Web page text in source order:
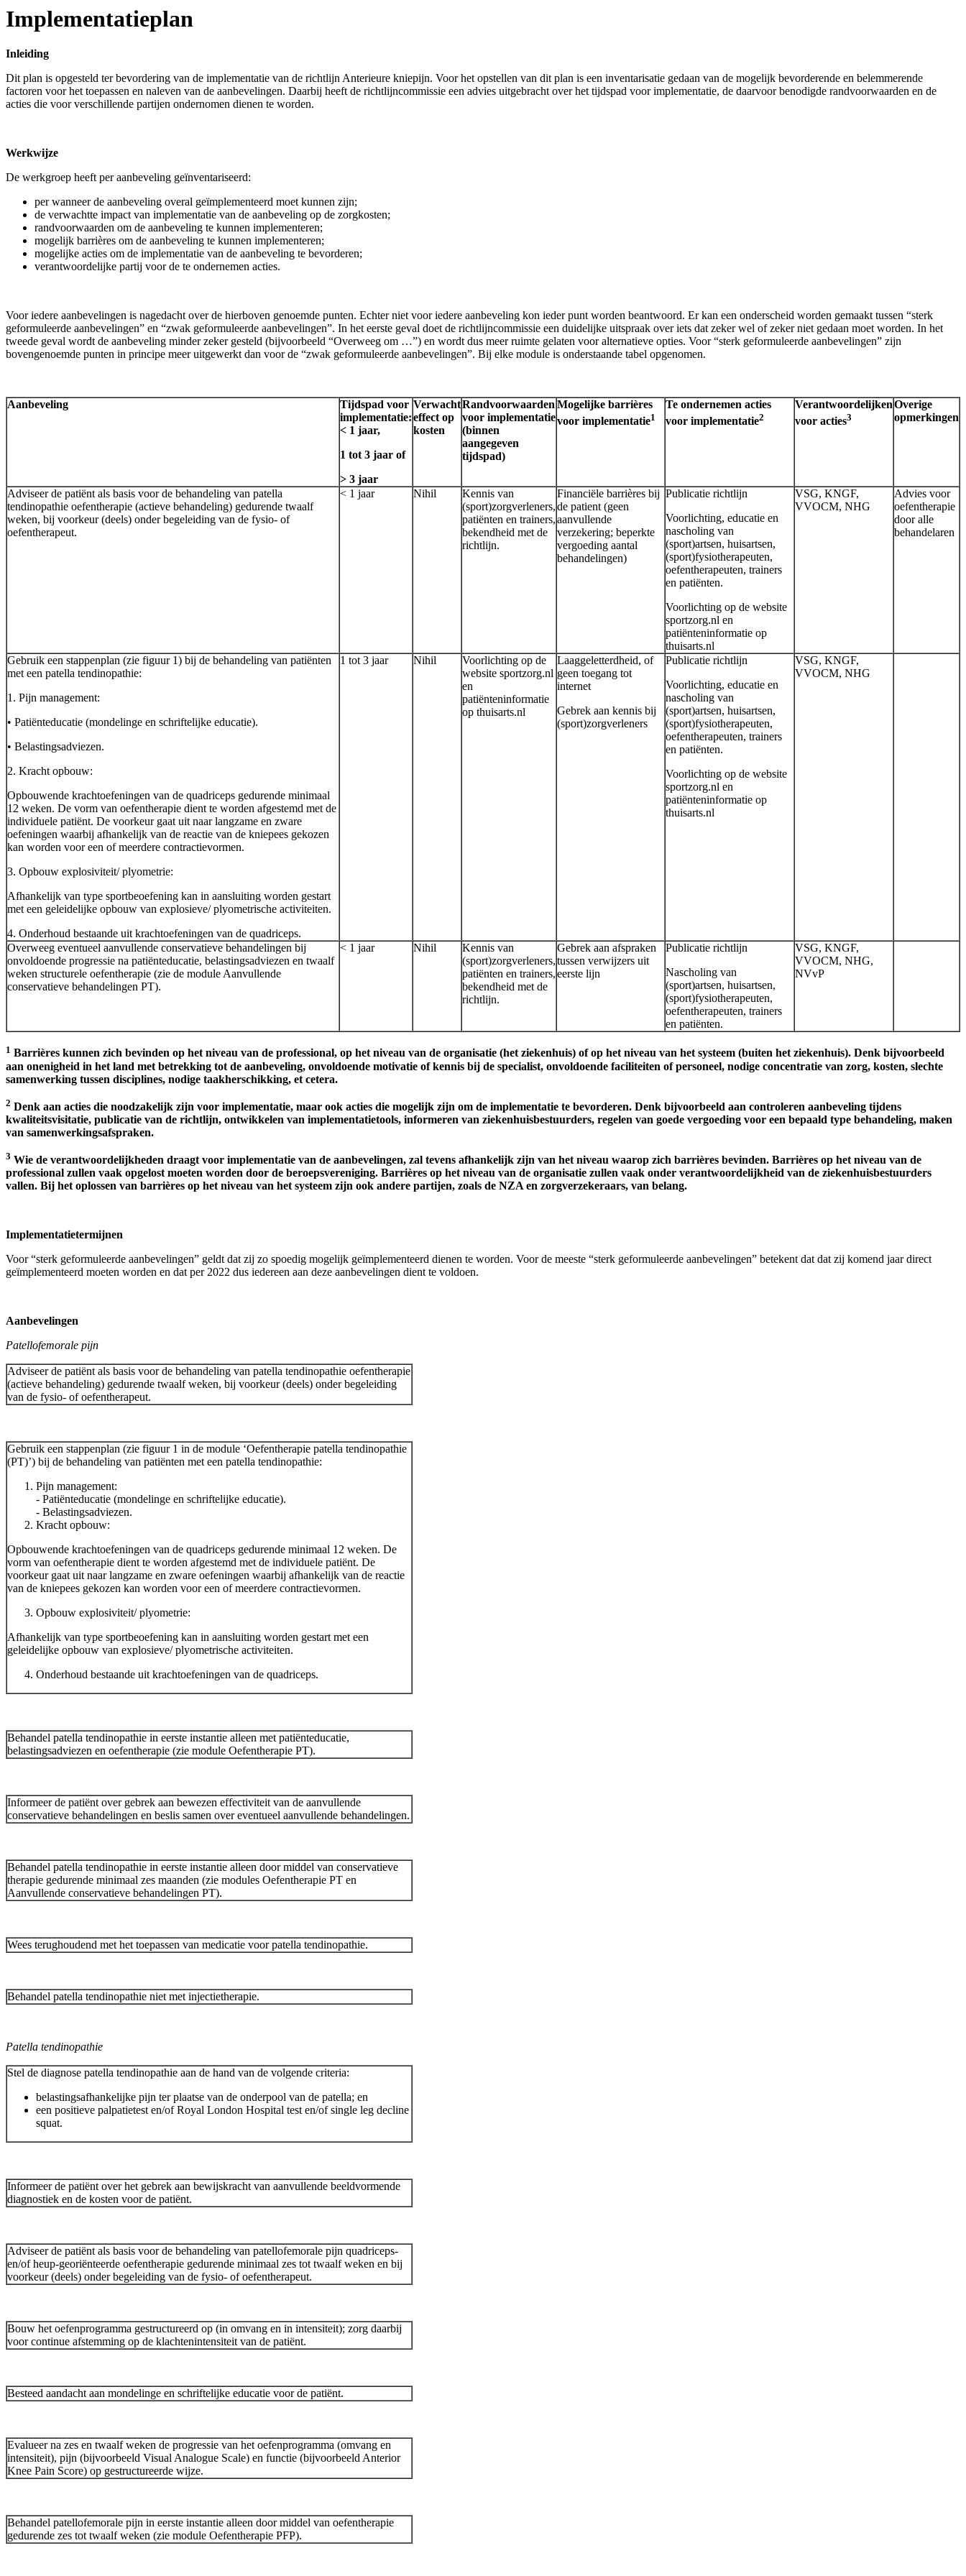
Implementatieplan
Inleiding
Dit plan is opgesteld ter bevordering van de implementatie van de richtlijn Anterieure kniepijn. Voor het opstellen van dit plan is een inventarisatie gedaan van de mogelijk bevorderende en belemmerende
factoren voor het toepassen en naleven van de aanbevelingen. Daarbij heeft de richtlijncommissie een advies uitgebracht over het tijdspad voor implementatie, de daarvoor benodigde randvoorwaarden en de
acties die voor verschillende partijen ondernomen dienen te worden.
Werkwijze
De werkgroep heeft per aanbeveling geïnventariseerd:
per wanneer de aanbeveling overal geïmplementeerd moet kunnen zijn;
de verwachtte impact van implementatie van de aanbeveling op de zorgkosten;
randvoorwaarden om de aanbeveling te kunnen implementeren;
mogelijk barrières om de aanbeveling te kunnen implementeren;
mogelijke acties om de implementatie van de aanbeveling te bevorderen;
verantwoordelijke partij voor de te ondernemen acties.
Voor iedere aanbevelingen is nagedacht over de hierboven genoemde punten. Echter niet voor iedere aanbeveling kon ieder punt worden beantwoord. Er kan een onderscheid worden gemaakt tussen “sterk
geformuleerde aanbevelingen” en “zwak geformuleerde aanbevelingen”. In het eerste geval doet de richtlijncommissie een duidelijke uitspraak over iets dat zeker wel of zeker niet gedaan moet worden. In het
tweede geval wordt de aanbeveling minder zeker gesteld (bijvoorbeeld “Overweeg om …”) en wordt dus meer ruimte gelaten voor alternatieve opties. Voor “sterk geformuleerde aanbevelingen” zijn
bovengenoemde punten in principe meer uitgewerkt dan voor de “zwak geformuleerde aanbevelingen”. Bij elke module is onderstaande tabel opgenomen.
Aanbeveling
Tijdspad voor
implementatie:
< 1 jaar,
1 tot 3 jaar of
> 3 jaar
Verwacht
effect op
kosten
Randvoorwaarden
voor implementatie
(binnen
aangegeven
tijdspad)
Mogelijke barrières
voor implementatie1
Te ondernemen acties
voor implementatie2
Verantwoordelijken
voor acties3
Overige
opmerkingen
Adviseer de patiënt als basis voor de behandeling van patella
tendinopathie oefentherapie (actieve behandeling) gedurende twaalf
weken, bij voorkeur (deels) onder begeleiding van de fysio- of
oefentherapeut.
< 1 jaar Nihil
Kennis van
(sport)zorgverleners,
patiënten en trainers,
bekendheid met de
richtlijn.
Financiële barrières bij
de patient (geen
aanvullende
verzekering; beperkte
vergoeding aantal
behandelingen)
Publicatie richtlijn
Voorlichting, educatie en
nascholing van
(sport)artsen, huisartsen,
(sport)fysiotherapeuten,
oefentherapeuten, trainers
en patiënten.
Voorlichting op de website
sportzorg.nl en
patiënteninformatie op
thuisarts.nl
VSG, KNGF,
VVOCM, NHG
Advies voor
oefentherapie
door alle
behandelaren
Gebruik een stappenplan (zie figuur 1) bij de behandeling van patiënten
met een patella tendinopathie:
1. Pijn management:
• Patiënteducatie (mondelinge en schriftelijke educatie).
• Belastingsadviezen.
2. Kracht opbouw:
Opbouwende krachtoefeningen van de quadriceps gedurende minimaal
12 weken. De vorm van oefentherapie dient te worden afgestemd met de
individuele patiënt. De voorkeur gaat uit naar langzame en zware
oefeningen waarbij afhankelijk van de reactie van de kniepees gekozen
kan worden voor een of meerdere contractievormen.
3. Opbouw explosiviteit/ plyometrie:
Afhankelijk van type sportbeoefening kan in aansluiting worden gestart
met een geleidelijke opbouw van explosieve/ plyometrische activiteiten.
4. Onderhoud bestaande uit krachtoefeningen van de quadriceps.
1 tot 3 jaar Nihil
Voorlichting op de
website sportzorg.nl
en
patiënteninformatie
op thuisarts.nl
Laaggeletterdheid, of
geen toegang tot
internet
Gebrek aan kennis bij
(sport)zorgverleners
Publicatie richtlijn
Voorlichting, educatie en
nascholing van
(sport)artsen, huisartsen,
(sport)fysiotherapeuten,
oefentherapeuten, trainers
en patiënten.
Voorlichting op de website
sportzorg.nl en
patiënteninformatie op
thuisarts.nl
VSG, KNGF,
VVOCM, NHG
Overweeg eventueel aanvullende conservatieve behandelingen bij
onvoldoende progressie na patiënteducatie, belastingsadviezen en twaalf
weken structurele oefentherapie (zie de module Aanvullende
conservatieve behandelingen PT).
< 1 jaar Nihil
Kennis van
(sport)zorgverleners,
patiënten en trainers,
bekendheid met de
richtlijn.
Gebrek aan afspraken
tussen verwijzers uit
eerste lijn
Publicatie richtlijn
Nascholing van
(sport)artsen, huisartsen,
(sport)fysiotherapeuten,
oefentherapeuten, trainers
en patiënten.
VSG, KNGF,
VVOCM, NHG,
NVvP
1 Barrières kunnen zich bevinden op het niveau van de professional, op het niveau van de organisatie (het ziekenhuis) of op het niveau van het systeem (buiten het ziekenhuis). Denk bijvoorbeeld
aan onenigheid in het land met betrekking tot de aanbeveling, onvoldoende motivatie of kennis bij de specialist, onvoldoende faciliteiten of personeel, nodige concentratie van zorg, kosten, slechte
samenwerking tussen disciplines, nodige taakherschikking, et cetera.
2 Denk aan acties die noodzakelijk zijn voor implementatie, maar ook acties die mogelijk zijn om de implementatie te bevorderen. Denk bijvoorbeeld aan controleren aanbeveling tijdens
kwaliteitsvisitatie, publicatie van de richtlijn, ontwikkelen van implementatietools, informeren van ziekenhuisbestuurders, regelen van goede vergoeding voor een bepaald type behandeling, maken
van samenwerkingsafspraken.
3 Wie de verantwoordelijkheden draagt voor implementatie van de aanbevelingen, zal tevens afhankelijk zijn van het niveau waarop zich barrières bevinden. Barrières op het niveau van de
professional zullen vaak opgelost moeten worden door de beroepsvereniging. Barrières op het niveau van de organisatie zullen vaak onder verantwoordelijkheid van de ziekenhuisbestuurders
vallen. Bij het oplossen van barrières op het niveau van het systeem zijn ook andere partijen, zoals de NZA en zorgverzekeraars, van belang.
Implementatietermijnen
Voor “sterk geformuleerde aanbevelingen” geldt dat zij zo spoedig mogelijk geïmplementeerd dienen te worden. Voor de meeste “sterk geformuleerde aanbevelingen” betekent dat dat zij komend jaar direct
geïmplementeerd moeten worden en dat per 2022 dus iedereen aan deze aanbevelingen dient te voldoen.
Aanbevelingen
Patellofemorale pijn
Adviseer de patiënt als basis voor de behandeling van patella tendinopathie oefentherapie
(actieve behandeling) gedurende twaalf weken, bij voorkeur (deels) onder begeleiding
van de fysio- of oefentherapeut.
Gebruik een stappenplan (zie figuur 1 in de module ‘Oefentherapie patella tendinopathie
(PT)’) bij de behandeling van patiënten met een patella tendinopathie:
Pijn management:
- Patiënteducatie (mondelinge en schriftelijke educatie).
- Belastingsadviezen.
Kracht opbouw:
Opbouwende krachtoefeningen van de quadriceps gedurende minimaal 12 weken. De
vorm van oefentherapie dient te worden afgestemd met de individuele patiënt. De
voorkeur gaat uit naar langzame en zware oefeningen waarbij afhankelijk van de reactie
van de kniepees gekozen kan worden voor een of meerdere contractievormen.
Opbouw explosiviteit/ plyometrie:
Afhankelijk van type sportbeoefening kan in aansluiting worden gestart met een
geleidelijke opbouw van explosieve/ plyometrische activiteiten.
Onderhoud bestaande uit krachtoefeningen van de quadriceps.
Behandel patella tendinopathie in eerste instantie alleen met patiënteducatie,
belastingsadviezen en oefentherapie (zie module Oefentherapie PT).
Informeer de patiënt over gebrek aan bewezen effectiviteit van de aanvullende
conservatieve behandelingen en beslis samen over eventueel aanvullende behandelingen.
Behandel patella tendinopathie in eerste instantie alleen door middel van conservatieve
therapie gedurende minimaal zes maanden (zie modules Oefentherapie PT en
Aanvullende conservatieve behandelingen PT).
Wees terughoudend met het toepassen van medicatie voor patella tendinopathie.
Behandel patella tendinopathie niet met injectietherapie.
Patella tendinopathie
Stel de diagnose patella tendinopathie aan de hand van de volgende criteria:
belastingsafhankelijke pijn ter plaatse van de onderpool van de patella; en
een positieve palpatietest en/of Royal London Hospital test en/of single leg decline
squat.
Informeer de patiënt over het gebrek aan bewijskracht van aanvullende beeldvormende
diagnostiek en de kosten voor de patiënt.
Adviseer de patiënt als basis voor de behandeling van patellofemorale pijn quadriceps-
en/of heup-georiënteerde oefentherapie gedurende minimaal zes tot twaalf weken en bij
voorkeur (deels) onder begeleiding van de fysio- of oefentherapeut.
Bouw het oefenprogramma gestructureerd op (in omvang en in intensiteit); zorg daarbij
voor continue afstemming op de klachtenintensiteit van de patiënt.
Besteed aandacht aan mondelinge en schriftelijke educatie voor de patiënt.
Evalueer na zes en twaalf weken de progressie van het oefenprogramma (omvang en
intensiteit), pijn (bijvoorbeeld Visual Analogue Scale) en functie (bijvoorbeeld Anterior
Knee Pain Score) op gestructureerde wijze.
Behandel patellofemorale pijn in eerste instantie alleen door middel van oefentherapie
gedurende zes tot twaalf weken (zie module Oefentherapie PFP).